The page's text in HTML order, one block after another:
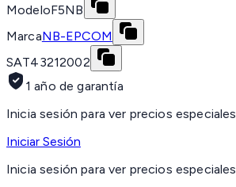
ModeloF5NB
MarcaNB-EPCOM
SAT43212002
1 año de garantía
Inicia sesión para ver precios especiales
Iniciar Sesión
Inicia sesión para ver precios especiales